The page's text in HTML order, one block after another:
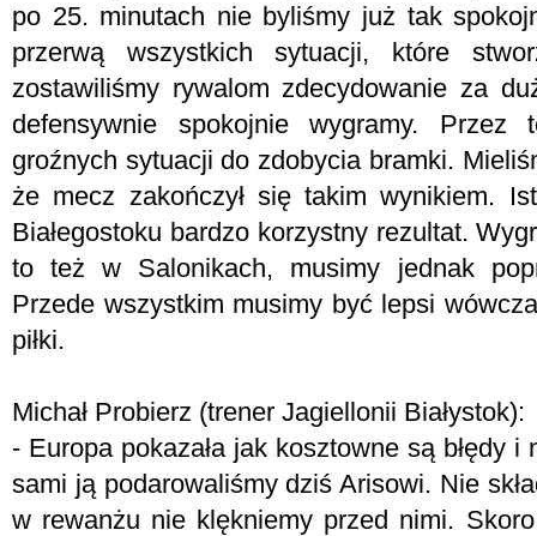
po 25. minutach nie byliśmy już tak
przerwą wszystkich sytuacji, które
zostawiliśmy rywalom zdecydowanie za
defensywnie spokojnie wygramy.
groźnych sytuacji do zdobycia bramki.
że mecz zakończył się takim wynikiem.
Białegostoku bardzo korzystny rezultat.
to też w Salonikach, musimy jednak
Przede wszystkim musimy być lepsi
piłki.
Michał Probierz (trener Jagiellonii Białystok):
- Europa pokazała jak kosztowne są błędy
sami ją podarowaliśmy dziś Arisowi. Nie
w rewanżu nie klękniemy przed nimi.